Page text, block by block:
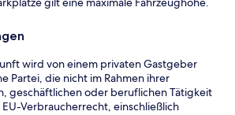
wird von einem privaten Gastgeber
Partei, die nicht im Rahmen ihrer
geschäftlichen oder beruflichen Tätigkeit
EU-Verbraucherrecht, einschließlich